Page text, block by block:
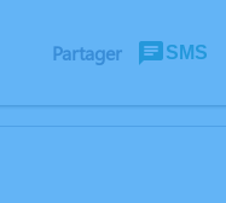
Partager SMS